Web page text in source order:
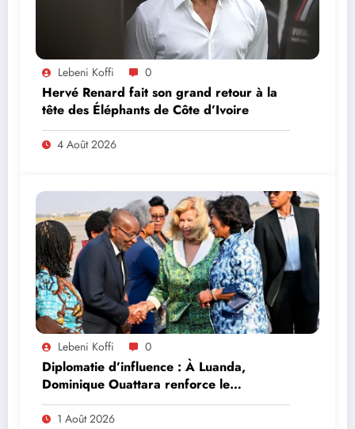
Lebeni Koffi 0
Hervé Renard fait son grand retour à la
tête des Éléphants de Côte d’Ivoire
4 Août 2026
Lebeni Koffi 0
Diplomatie d’influence : À Luanda,
Dominique Ouattara renforce le
leadership solidaire de la Côte d’Ivoire en
Afrique
1 Août 2026